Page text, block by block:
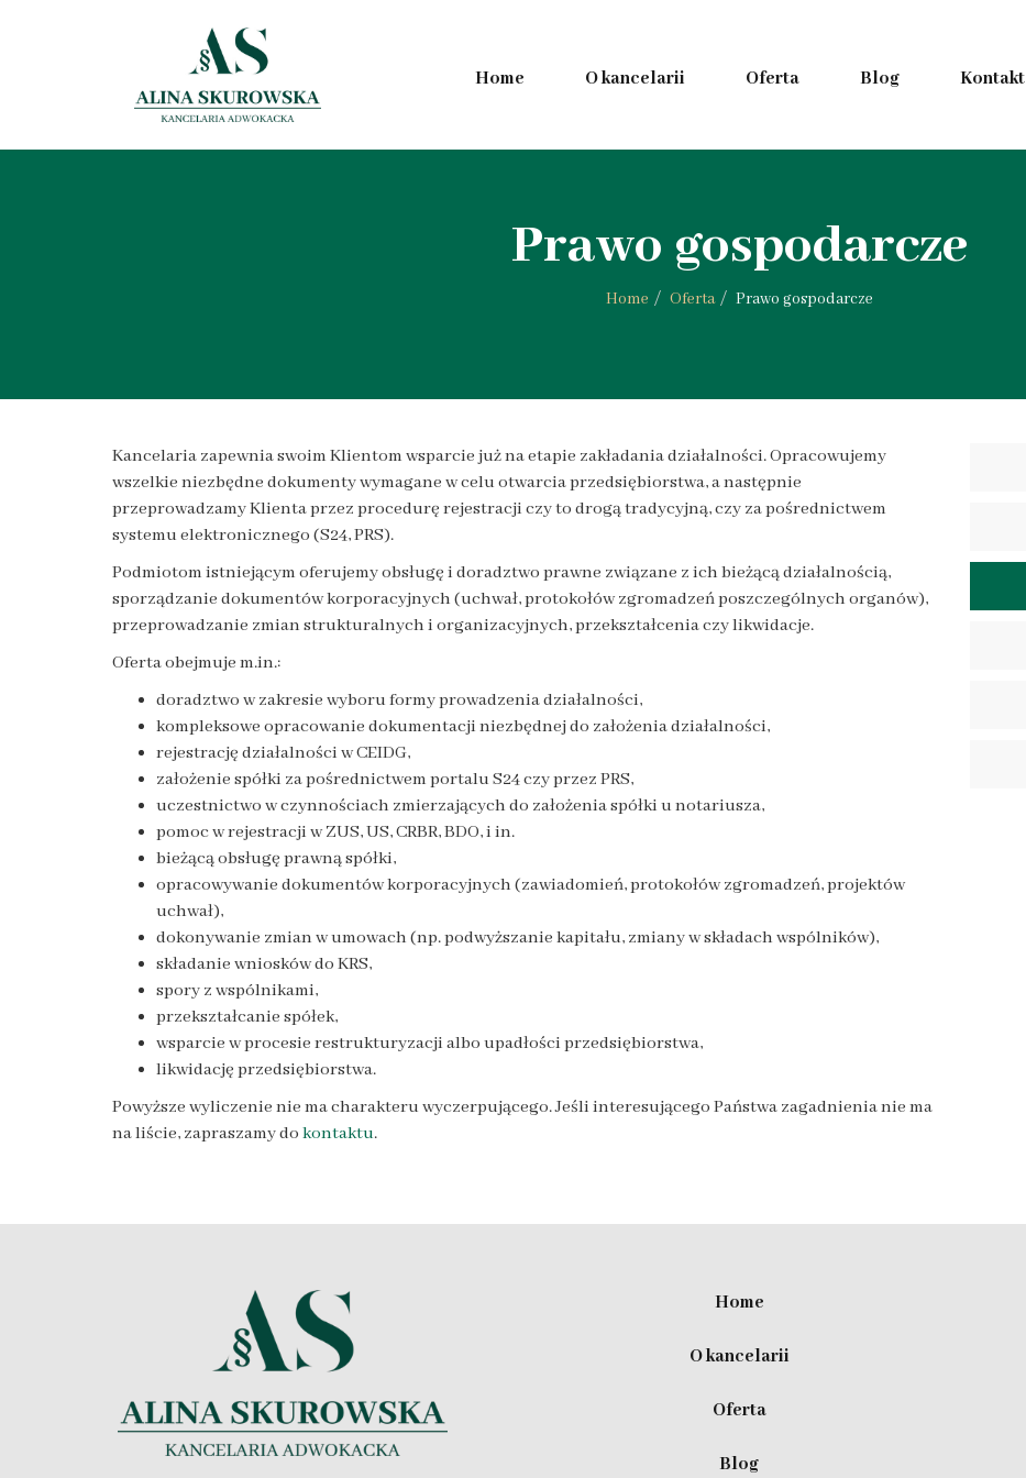
Home O kancelarii Oferta Blog Kontakt
Prawo gospodarcze
Home Oferta Prawo gospodarcze
Kancelaria zapewnia swoim Klientom wsparcie już na etapie zakładania działalności. Opracowujemy
wszelkie niezbędne dokumenty wymagane w celu otwarcia przedsiębiorstwa, a następnie
przeprowadzamy Klienta przez procedurę rejestracji czy to drogą tradycyjną, czy za pośrednictwem
systemu elektronicznego (S24, PRS).
Podmiotom istniejącym oferujemy obsługę i doradztwo prawne związane z ich bieżącą działalnością,
sporządzanie dokumentów korporacyjnych (uchwał, protokołów zgromadzeń poszczególnych organów),
przeprowadzanie zmian strukturalnych i organizacyjnych, przekształcenia czy likwidacje.
Oferta obejmuje m.in.:
doradztwo w zakresie wyboru formy prowadzenia działalności,
kompleksowe opracowanie dokumentacji niezbędnej do założenia działalności,
rejestrację działalności w CEIDG,
założenie spółki za pośrednictwem portalu S24 czy przez PRS,
uczestnictwo w czynnościach zmierzających do założenia spółki u notariusza,
pomoc w rejestracji w ZUS, US, CRBR, BDO, i in.
bieżącą obsługę prawną spółki,
opracowywanie dokumentów korporacyjnych (zawiadomień, protokołów zgromadzeń, projektów
uchwał),
dokonywanie zmian w umowach (np. podwyższanie kapitału, zmiany w składach wspólników),
składanie wniosków do KRS,
spory z wspólnikami,
przekształcanie spółek,
wsparcie w procesie restrukturyzacji albo upadłości przedsiębiorstwa,
likwidację przedsiębiorstwa.
Powyższe wyliczenie nie ma charakteru wyczerpującego. Jeśli interesującego Państwa zagadnienia nie ma
na liście, zapraszamy do kontaktu.
Home
O kancelarii
Oferta
Blog